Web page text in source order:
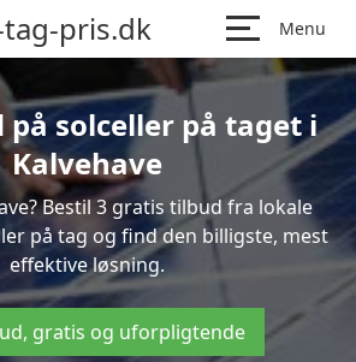
pris.dk Menu
på solceller på taget i
Kalvehave
Bestil 3 gratis tilbud fra lokale
på tag og find den billigste, mest
effektive løsning.
gratis og uforpligtende